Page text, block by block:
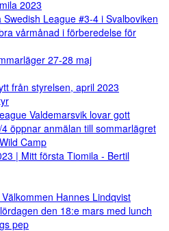
2023
Swedish League #3-4 i Svalboviken
vårmånad i förberedelse för
27-28 maj
från styrelsen, april 2023
Valdemarsvik lovar gott
öppnar anmälan till sommarlägret
Camp
| Mitt första Tiomila - Bertil
Hannes Lindqvist
den 18:e mars med lunch
pep